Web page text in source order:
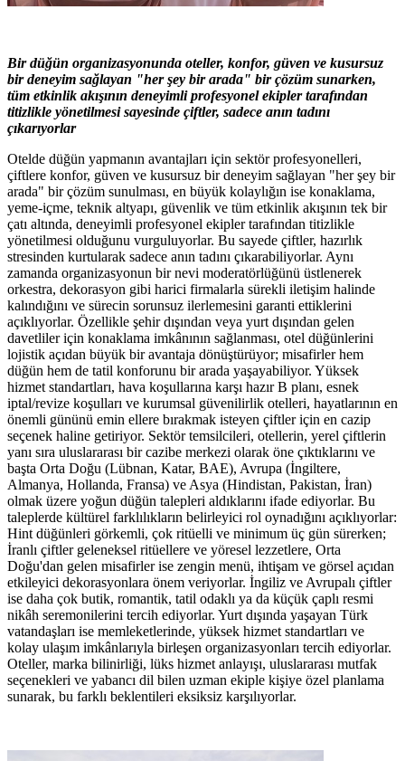
Bir düğün organizasyonunda oteller, konfor, güven ve kusursuz
bir deneyim sağlayan "her şey bir arada" bir çözüm sunarken,
tüm etkinlik akışının deneyimli profesyonel ekipler tarafından
titizlikle yönetilmesi sayesinde çiftler, sadece anın tadını
çıkarıyorlar
Otelde düğün yapmanın avantajları için sektör profesyonelleri,
çiftlere konfor, güven ve kusursuz bir deneyim sağlayan "her şey bir
arada" bir çözüm sunulması, en büyük kolaylığın ise konaklama,
yeme-içme, teknik altyapı, güvenlik ve tüm etkinlik akışının tek bir
çatı altında, deneyimli profesyonel ekipler tarafından titizlikle
yönetilmesi olduğunu vurguluyorlar. Bu sayede çiftler, hazırlık
stresinden kurtularak sadece anın tadını çıkarabiliyorlar. Aynı
zamanda organizasyonun bir nevi moderatörlüğünü üstlenerek
orkestra, dekorasyon gibi harici firmalarla sürekli iletişim halinde
kalındığını ve sürecin sorunsuz ilerlemesini garanti ettiklerini
açıklıyorlar. Özellikle şehir dışından veya yurt dışından gelen
davetliler için konaklama imkânının sağlanması, otel düğünlerini
lojistik açıdan büyük bir avantaja dönüştürüyor; misafirler hem
düğün hem de tatil konforunu bir arada yaşayabiliyor. Yüksek
hizmet standartları, hava koşullarına karşı hazır B planı, esnek
iptal/revize koşulları ve kurumsal güvenilirlik otelleri, hayatlarının en
önemli gününü emin ellere bırakmak isteyen çiftler için en cazip
seçenek haline getiriyor. Sektör temsilcileri, otellerin, yerel çiftlerin
yanı sıra uluslararası bir cazibe merkezi olarak öne çıktıklarını ve
başta Orta Doğu (Lübnan, Katar, BAE), Avrupa (İngiltere,
Almanya, Hollanda, Fransa) ve Asya (Hindistan, Pakistan, İran)
olmak üzere yoğun düğün talepleri aldıklarını ifade ediyorlar. Bu
taleplerde kültürel farklılıkların belirleyici rol oynadığını açıklıyorlar:
Hint düğünleri görkemli, çok ritüelli ve minimum üç gün sürerken;
İranlı çiftler geleneksel ritüellere ve yöresel lezzetlere, Orta
Doğu'dan gelen misafirler ise zengin menü, ihtişam ve görsel açıdan
etkileyici dekorasyonlara önem veriyorlar. İngiliz ve Avrupalı çiftler
ise daha çok butik, romantik, tatil odaklı ya da küçük çaplı resmi
nikâh seremonilerini tercih ediyorlar. Yurt dışında yaşayan Türk
vatandaşları ise memleketlerinde, yüksek hizmet standartları ve
kolay ulaşım imkânlarıyla birleşen organizasyonları tercih ediyorlar.
Oteller, marka bilinirliği, lüks hizmet anlayışı, uluslararası mutfak
seçenekleri ve yabancı dil bilen uzman ekiple kişiye özel planlama
sunarak, bu farklı beklentileri eksiksiz karşılıyorlar.